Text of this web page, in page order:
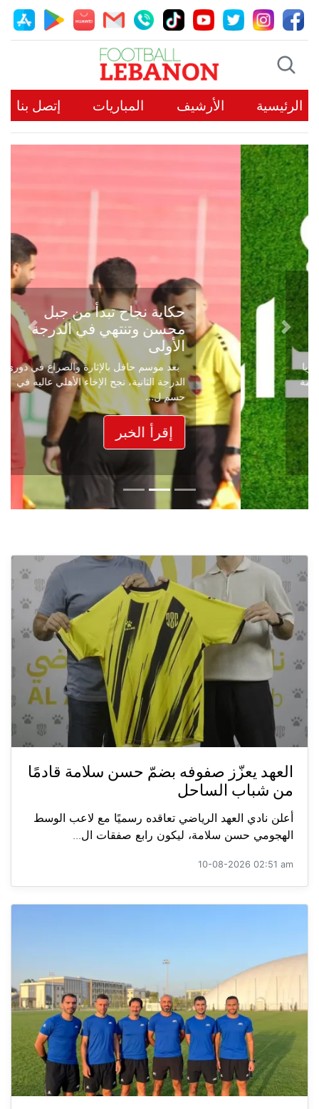
الرئيسية الأرشيف المباريات إتصل بنا
حكاية نجاح تبدأ من جبل
محسن وتنتهي في الدرجة
الأولى
بعد موسم حافل بالإثارة والصراع في دوري
الدرجة الثانية، نجح الإخاء الأهلي عاليه في
حسم ل...
إقرأ الخبر
Previous
Next
العهد يعزّز صفوفه بضمّ حسن سلامة قادمًا
من شباب الساحل
أعلن نادي العهد الرياضي تعاقده رسميًا مع لاعب الوسط
الهجومي حسن سلامة، ليكون رابع صفقات ال...
10-08-2026 02:51 am